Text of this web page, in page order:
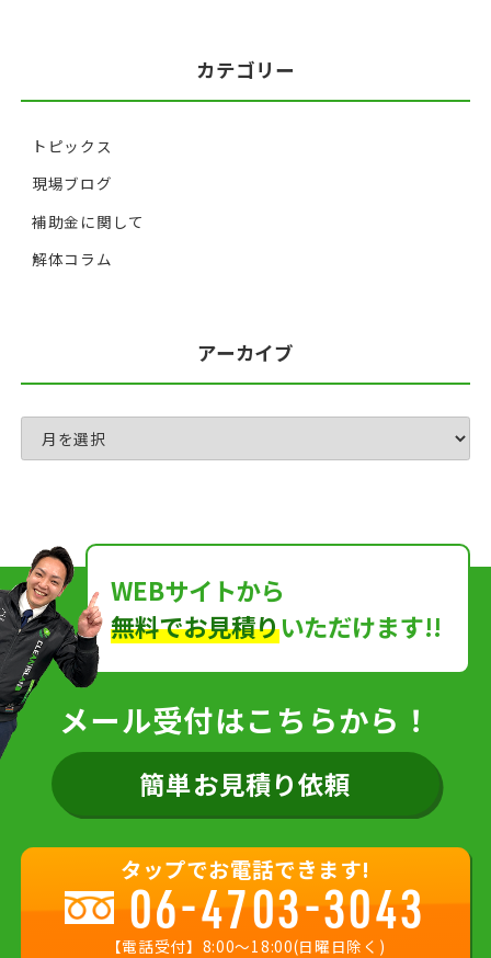
カテゴリー
トピックス
現場ブログ
補助金に関して
解体コラム
アーカイブ
WEBサイトから
無料でお見積りいただけます!!
メール受付はこちらから！
簡単お見積り依頼
タップでお電話できます!
06-4703-3043
【電話受付】8:00〜18:00(日曜日除く)